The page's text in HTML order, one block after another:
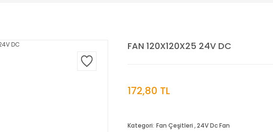
FAN 120X120X25 24V DC
172,80 TL
Kategori Fan Çeşitleri ,24V Dc Fan